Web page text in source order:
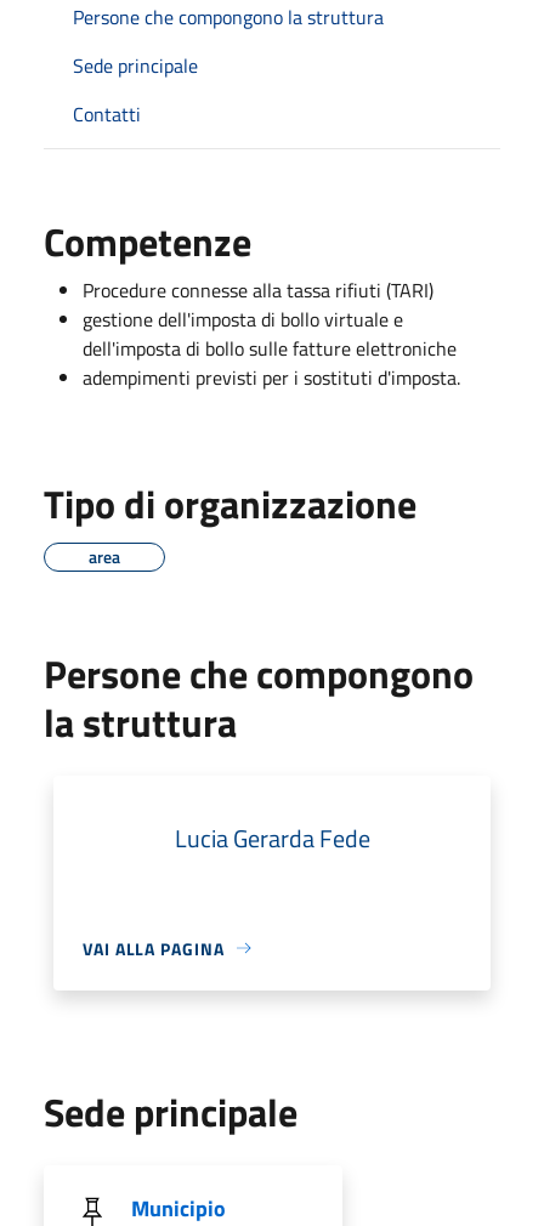
Persone che compongono la struttura
Sede principale
Contatti
Competenze
Procedure connesse alla tassa rifiuti (TARI)
gestione dell'imposta di bollo virtuale e
dell'imposta di bollo sulle fatture elettroniche
adempimenti previsti per i sostituti d'imposta.
Tipo di organizzazione
area
Persone che compongono
la struttura
Lucia Gerarda Fede
VAI ALLA PAGINA
Sede principale
Municipio